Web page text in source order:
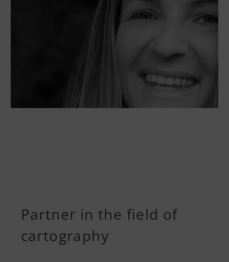
Partner in the field of
cartography